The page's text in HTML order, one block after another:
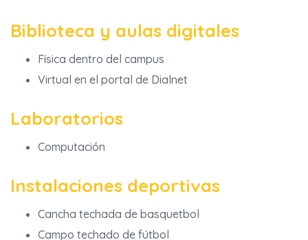
Biblioteca y aulas digitales
Física dentro del campus
Virtual en el portal de Dialnet
Laboratorios
Computación
Instalaciones deportivas
Cancha techada de basquetbol
Campo techado de fútbol